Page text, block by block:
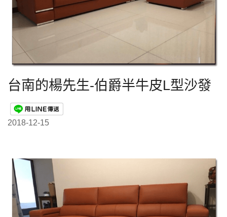
台南的楊先生-伯爵半牛皮L型沙發
2018-12-15